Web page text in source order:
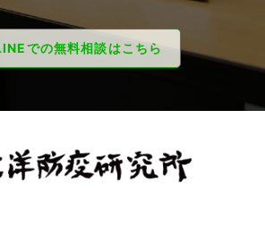
での無料相談はこちら